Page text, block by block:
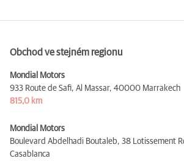
Obchod ve stejném regionu
Mondial Motors
933 Route de Safi, Al Massar, 40000 Marrakech
815,0 km
Mondial Motors
Boulevard Abdelhadi Boutaleb, 38 Lotissement
Casablanca